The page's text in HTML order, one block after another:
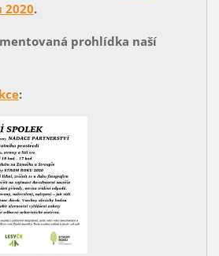
2020.
prohlídka naší
: